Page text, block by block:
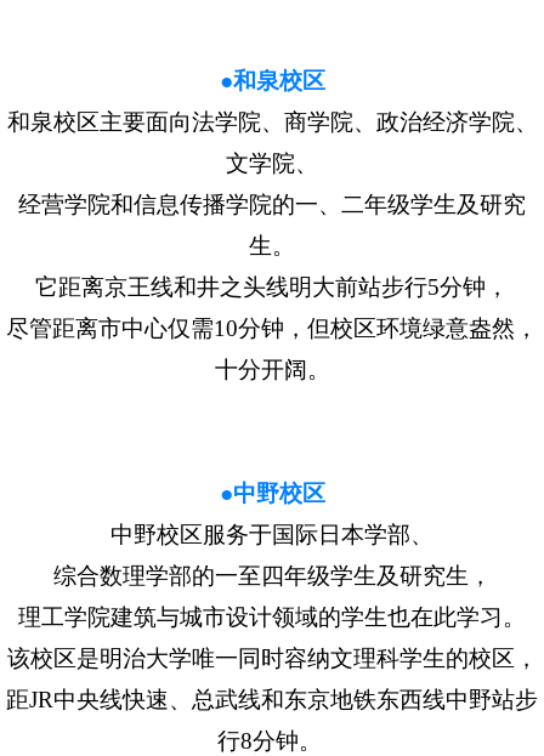
●和泉校区
和泉校区主要面向法学院、商学院、政治经济学院、
文学院、
经营学院和信息传播学院的一、二年级学生及研究
生。
它距离京王线和井之头线明大前站步行5分钟，
尽管距离市中心仅需10分钟，但校区环境绿意盎然，
十分开阔。
●中野校区
中野校区服务于国际日本学部、
综合数理学部的一至四年级学生及研究生，
理工学院建筑与城市设计领域的学生也在此学习。
该校区是明治大学唯一同时容纳文理科学生的校区，
距JR中央线快速、总武线和东京地铁东西线中野站步
行8分钟。